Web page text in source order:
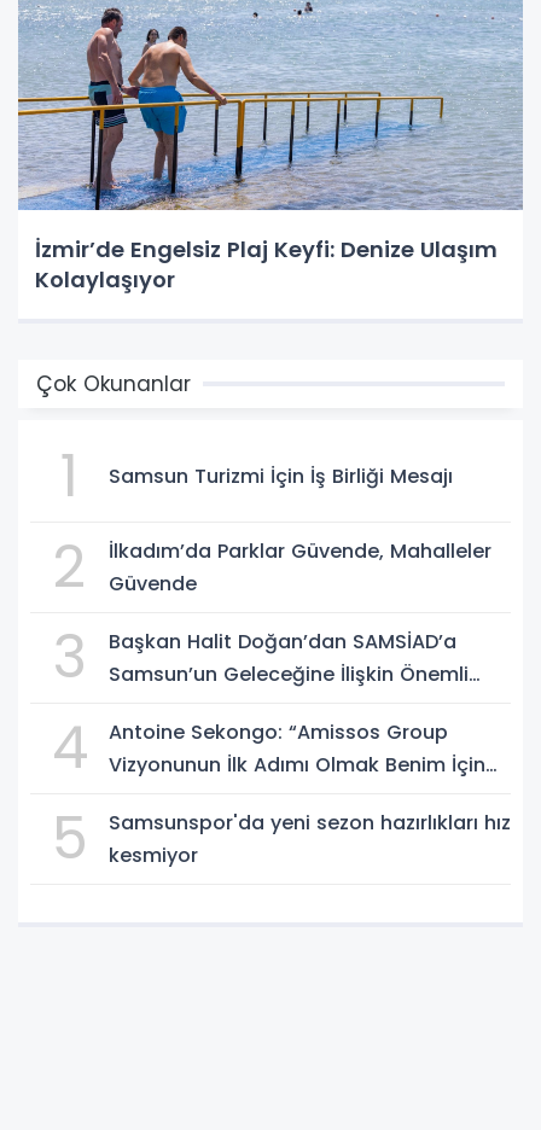
İzmir’de Engelsiz Plaj Keyfi: Denize Ulaşım
Kolaylaşıyor
Çok Okunanlar
1 Samsun Turizmi İçin İş Birliği Mesajı
2
İlkadım’da Parklar Güvende, Mahalleler
Güvende
3
Başkan Halit Doğan’dan SAMSİAD’a
Samsun’un Geleceğine İlişkin Önemli
4
Antoine Sekongo: “Amissos Group
Vizyonunun İlk Adımı Olmak Benim İçin
5
Samsunspor'da yeni sezon hazırlıkları hız
kesmiyor